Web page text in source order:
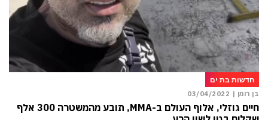
חדשות בת ים
בן רומן | 03/04/2022
חיים גוזלי, אלוף העולם ב-MMA, תובע מהמשטרה 300 אלף